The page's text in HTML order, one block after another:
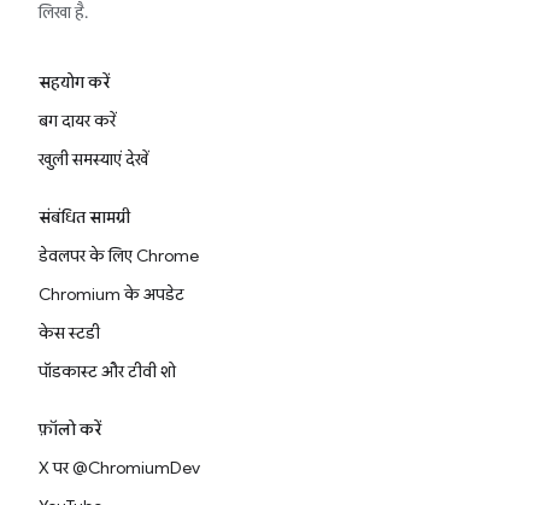
लिखा है.
सहयोग करें
बग दायर करें
खुली समस्याएं देखें
संबंधित सामग्री
डेवलपर के लिए Chrome
Chromium के अपडेट
केस स्टडी
पॉडकास्ट और टीवी शो
फ़ॉलो करें
X पर @ChromiumDev